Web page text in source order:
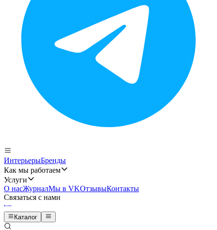
ИнтерьерыБренды
Как мы работаем
Услуги
О насЖурналМы в VKОтзывыКонтакты
Связаться с нами
Каталог